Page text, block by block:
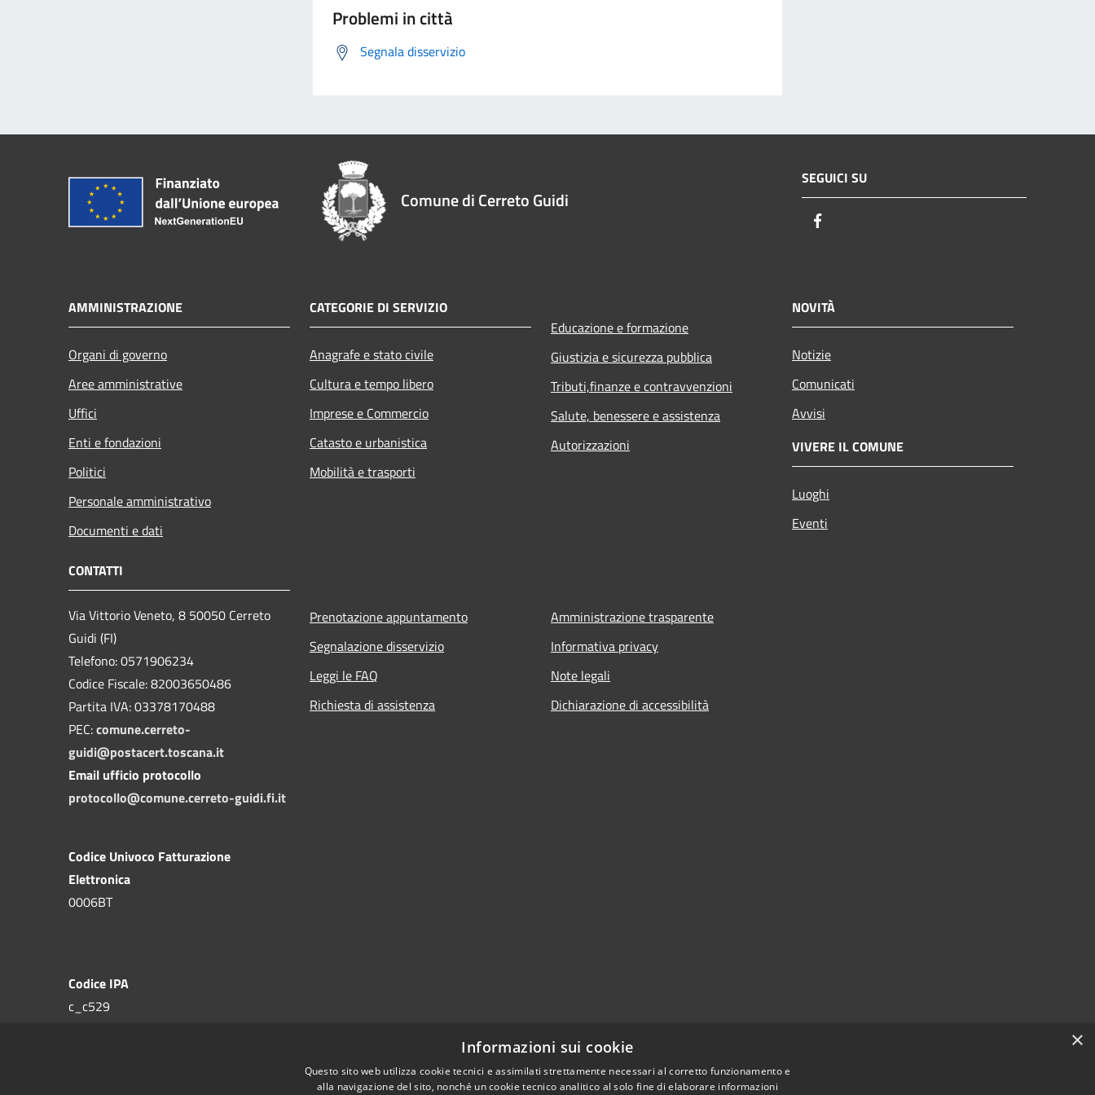
Problemi in città
Segnala disservizio
Comune di Cerreto Guidi
SEGUICI SU
AMMINISTRAZIONE
Organi di governo
Aree amministrative
Uffici
Enti e fondazioni
Politici
Personale amministrativo
Documenti e dati
CATEGORIE DI SERVIZIO
Anagrafe e stato civile
Cultura e tempo libero
Imprese e Commercio
Catasto e urbanistica
Mobilità e trasporti
Educazione e formazione
Giustizia e sicurezza pubblica
Tributi,finanze e contravvenzioni
Salute, benessere e assistenza
Autorizzazioni
NOVITÀ
Notizie
Comunicati
Avvisi
VIVERE IL COMUNE
Luoghi
Eventi
CONTATTI
Via Vittorio Veneto, 8 50050 Cerreto
Guidi (FI)
Telefono: 0571906234
Codice Fiscale: 82003650486
Partita IVA: 03378170488
PEC:comune.cerreto-
guidi@postacert.toscana.it
Email ufficio protocollo
protocollo@comune.cerreto-guidi.fi.it
Codice Univoco Fatturazione
Elettronica
0006BT
Codice IPA
c_c529
Prenotazione appuntamento
Segnalazione disservizio
Leggi le FAQ
Richiesta di assistenza
Amministrazione trasparente
Informativa privacy
Note legali
Dichiarazione di accessibilità
×
Informazioni sui cookie
Questo sito web utilizza cookie tecnici e assimilati strettamente necessari al corretto funzionamento e
alla navigazione del sito, nonché un cookie tecnico analitico al solo fine di elaborare informazioni